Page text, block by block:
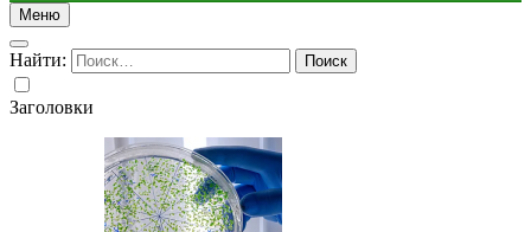
Меню
Найти:
Заголовки